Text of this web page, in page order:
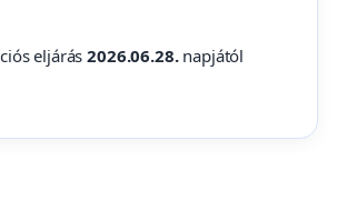
eljárás2026.06.28.napjától